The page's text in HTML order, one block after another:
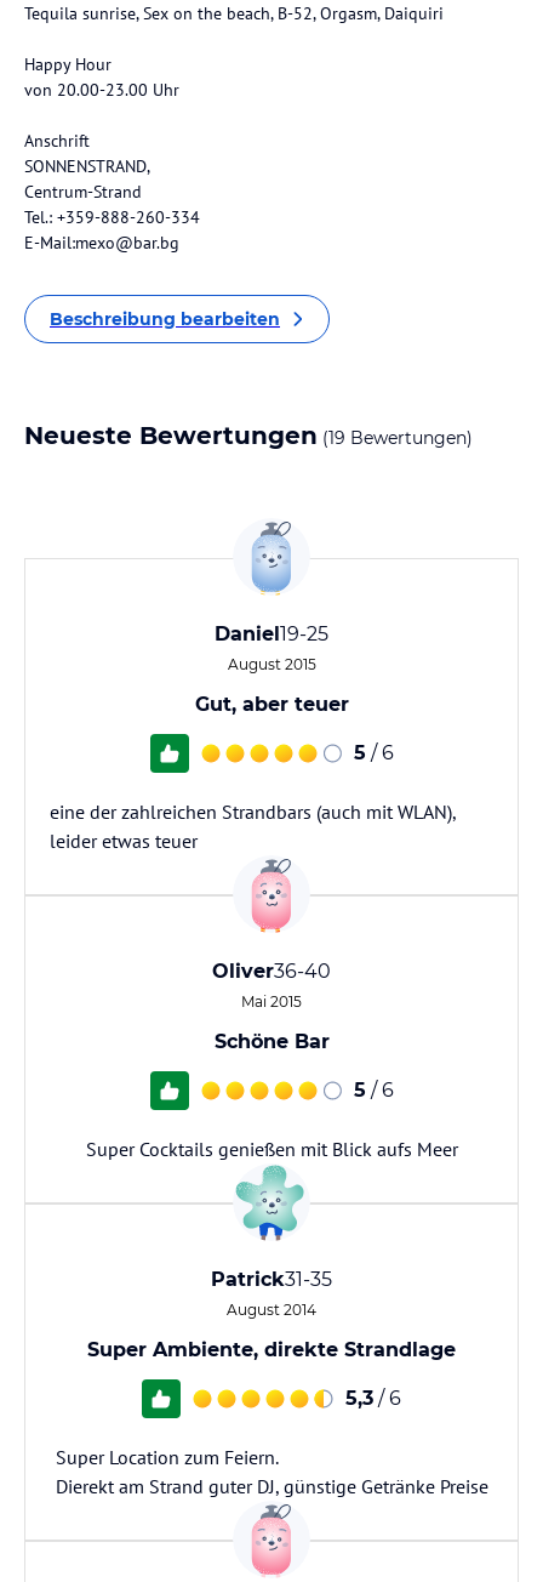
Tequila sunrise, Sex on the beach, B-52, Orgasm, Daiquiri
Happy Hour
von 20.00-23.00 Uhr
Anschrift
SONNENSTRAND,
Centrum-Strand
Tel.: +359-888-260-334
E-Mail:mexo@bar.bg
Beschreibung bearbeiten
Neueste Bewertungen (19 Bewertungen)
Daniel19-25
August 2015
Gut, aber teuer
5 / 6
eine der zahlreichen Strandbars (auch mit WLAN),
leider etwas teuer
Oliver36-40
Mai 2015
Schöne Bar
5 / 6
Super Cocktails genießen mit Blick aufs Meer
Patrick31-35
August 2014
Super Ambiente, direkte Strandlage
5,3 / 6
Super Location zum Feiern.
Dierekt am Strand guter DJ, günstige Getränke Preise